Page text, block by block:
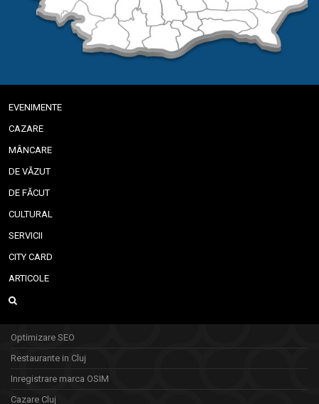
EVENIMENTE
CAZARE
MÂNCARE
DE VĂZUT
DE FĂCUT
CULTURAL
SERVICII
CITY CARD
ARTICOLE
Optimizare SEO
Restaurante in Cluj
Inregistrare marca OSIM
Cazare Cluj